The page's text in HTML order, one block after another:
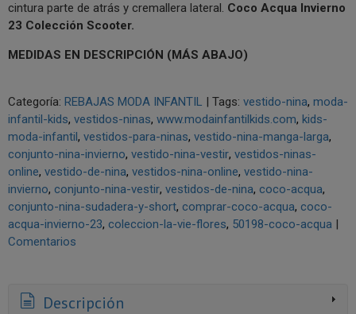
cintura parte de atrás y cremallera lateral. Coco Acqua Invierno
23 Colección Scooter.
MEDIDAS EN DESCRIPCIÓN (MÁS ABAJO)
Categoría: REBAJAS MODA INFANTIL Tags: vestido-nina moda-
infantil-kids vestidos-ninas www.modainfantilkids.com kids-
moda-infantil
vestidos-para-ninas vestido-nina-manga-larga
conjunto-nina-invierno vestido-nina-vestir vestidos-ninas-
online vestido-de-nina vestidos-nina-online vestido-nina-
invierno conjunto-nina-vestir vestidos-de-nina coco-acqua
conjunto-nina-sudadera-y-short comprar-coco-acqua coco-
acqua-invierno-23 coleccion-la-vie-flores 50198-coco-acqua
Comentarios
Descripción